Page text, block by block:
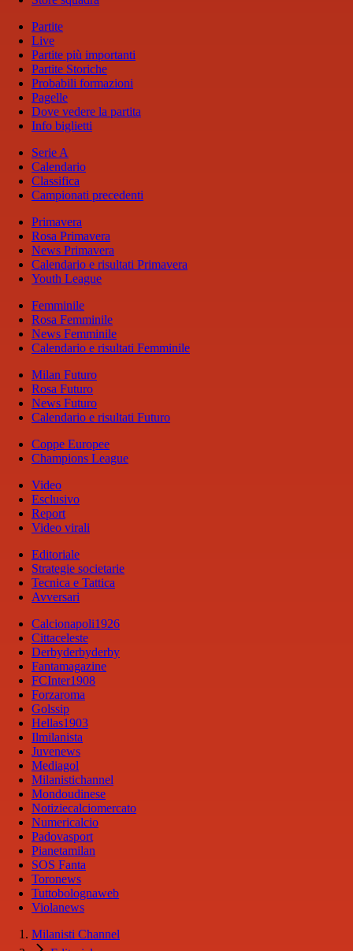
Partite
Live
Partite più importanti
Partite Storiche
Probabili formazioni
Pagelle
Dove vedere la partita
Info biglietti
Serie A
Calendario
Classifica
Campionati precedenti
Primavera
Rosa Primavera
News Primavera
Calendario e risultati Primavera
Youth League
Femminile
Rosa Femminile
News Femminile
Calendario e risultati Femminile
Milan Futuro
Rosa Futuro
News Futuro
Calendario e risultati Futuro
Coppe Europee
Champions League
Video
Esclusivo
Report
Video virali
Editoriale
Strategie societarie
Tecnica e Tattica
Avversari
Calcionapoli1926
Cittaceleste
Derbyderbyderby
Fantamagazine
FCInter1908
Forzaroma
Golssip
Hellas1903
Ilmilanista
Juvenews
Mediagol
Milanistichannel
Mondoudinese
Notiziecalciomercato
Numericalcio
Padovasport
Pianetamilan
SOS Fanta
Toronews
Tuttobolognaweb
Violanews
Milanisti Channel